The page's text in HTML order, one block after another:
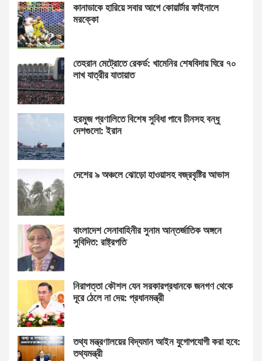
কানাডাকে হারিয়ে সবার আগে কোয়ার্টার ফাইনালে
মরক্কো
তেহরান মেট্রোতে রেকর্ড: খামেনির শেষবিদায় ঘিরে ৭০
লাখ যাত্রীর যাতায়াত
হরমুজ প্রণালিতে বিশেষ সুবিধা পাবে চীনসহ বন্ধু
দেশগুলো: ইরান
দেশের ৯ অঞ্চলে ঝোড়ো হাওয়াসহ বজ্রবৃষ্টির আভাস
বাংলাদেশ সেনাবাহিনীর সুনাম আন্তর্জাতিক অঙ্গনে
সুবিদিত: রাষ্ট্রপতি
নিরাপত্তা কৌশল যেন সরকারপ্রধানকে জনগণ থেকে
দূরে ঠেলে না দেয়: প্রধানমন্ত্রী
তথ্য মন্ত্রণালয়ের বিদ্যমান আইন যুগোপযোগী করা হবে:
তথ্যমন্ত্রী